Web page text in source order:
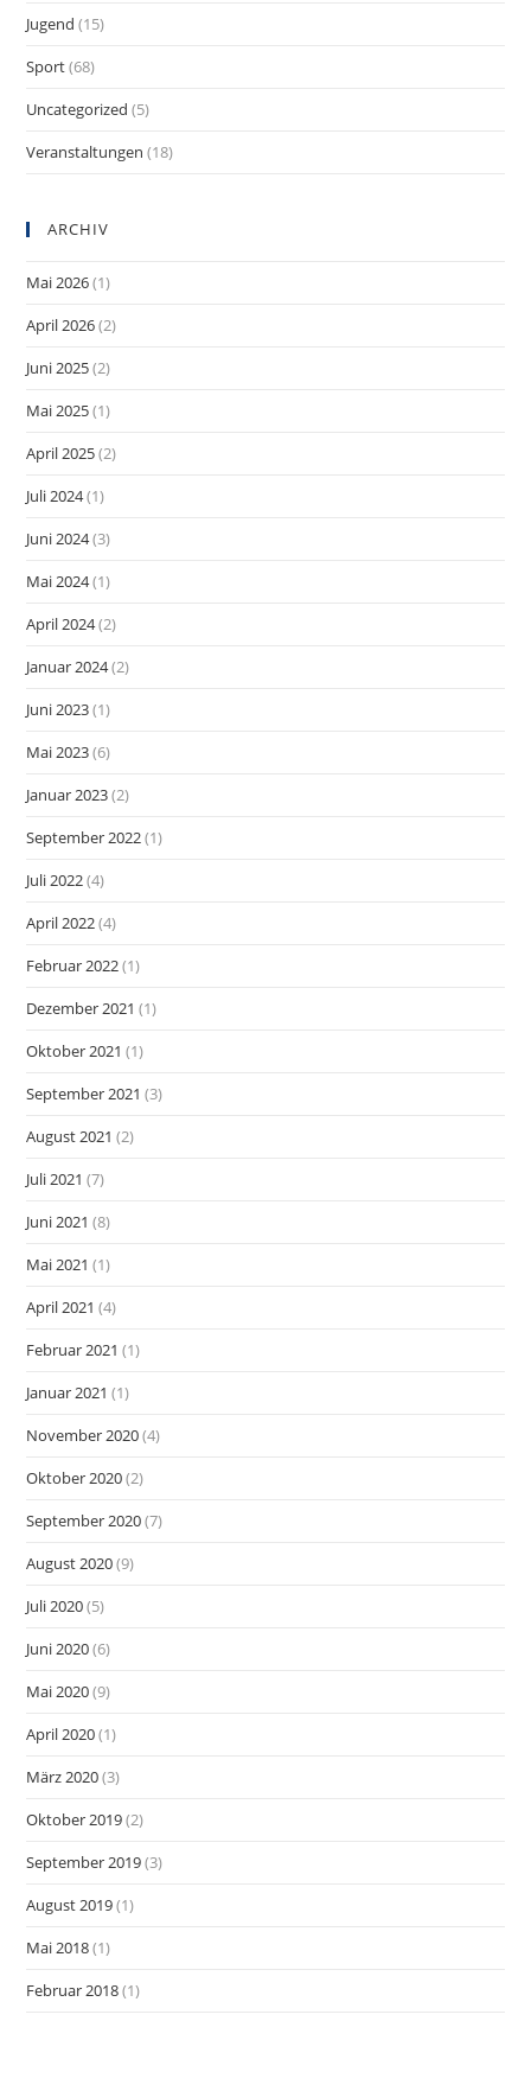
Jugend (15)
Sport(68)
Uncategorized (5)
Veranstaltungen (18)
ARCHIV
Mai 2026(1)
April 2026(2)
Juni 2025(2)
Mai 2025(1)
April 2025(2)
Juli 2024(1)
Juni 2024(3)
Mai 2024(1)
April 2024(2)
Januar 2024(2)
Juni 2023(1)
Mai 2023(6)
Januar 2023(2)
September 2022(1)
Juli 2022(4)
April 2022(4)
Februar 2022(1)
Dezember 2021 (1)
Oktober 2021 (1)
September 2021 (3)
August 2021 (2)
Juli 2021 (7)
Juni 2021 (8)
Mai 2021 (1)
April 2021 (4)
Februar 2021 (1)
Januar 2021 (1)
November 2020(4)
Oktober 2020(2)
September 2020(7)
August 2020(9)
Juli 2020(5)
Juni 2020(6)
Mai 2020(9)
April 2020(1)
März 2020(3)
Oktober 2019(2)
September 2019(3)
August 2019(1)
Mai 2018(1)
Februar 2018(1)